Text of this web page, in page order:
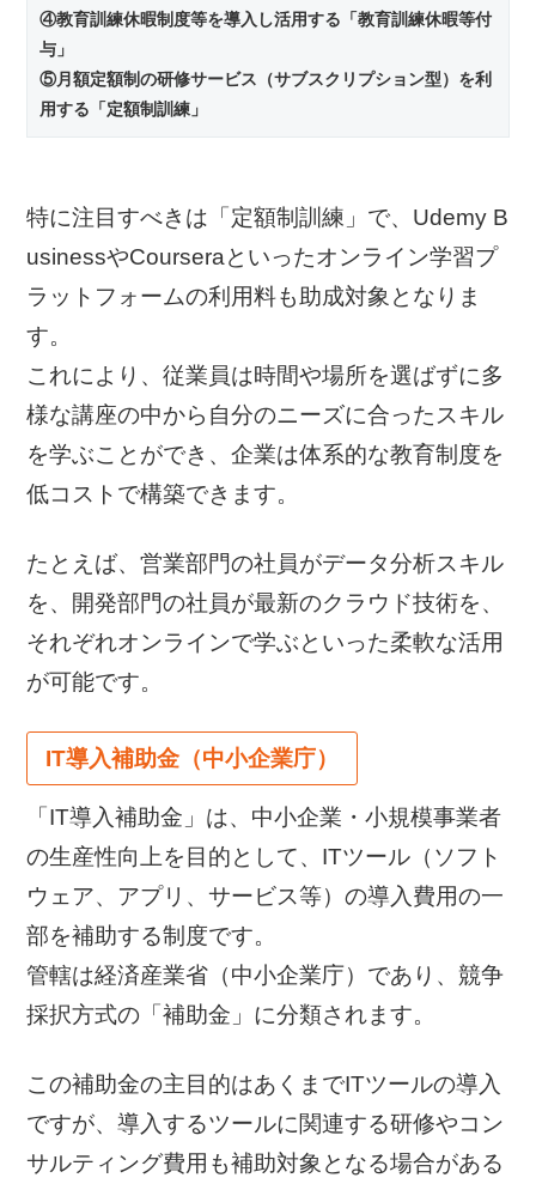
④教育訓練休暇制度等を導入し活用する「教育訓練休暇等付
与」
⑤月額定額制の研修サービス（サブスクリプション型）を利
用する「定額制訓練」
特に注目すべきは「定額制訓練」で、Udemy B
usinessやCourseraといったオンライン学習プ
ラットフォームの利用料も助成対象となりま
す。
これにより、従業員は時間や場所を選ばずに多
様な講座の中から自分のニーズに合ったスキル
を学ぶことができ、企業は体系的な教育制度を
低コストで構築できます。
たとえば、営業部門の社員がデータ分析スキル
を、開発部門の社員が最新のクラウド技術を、
それぞれオンラインで学ぶといった柔軟な活用
が可能です。
IT導入補助金（中小企業庁）
「IT導入補助金」は、中小企業・小規模事業者
の生産性向上を目的として、ITツール（ソフト
ウェア、アプリ、サービス等）の導入費用の一
部を補助する制度です。
管轄は経済産業省（中小企業庁）であり、競争
採択方式の「補助金」に分類されます。
この補助金の主目的はあくまでITツールの導入
ですが、導入するツールに関連する研修やコン
サルティング費用も補助対象となる場合がある